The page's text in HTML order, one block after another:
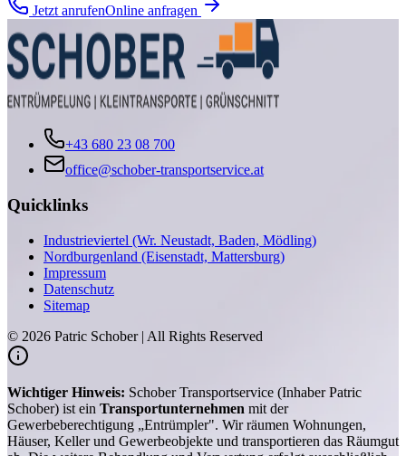
Jetzt anrufenOnline anfragen
+43 680 23 08 700
office@schober-transportservice.at
Quicklinks
Industrieviertel (Wr. Neustadt, Baden, Mödling)
Nordburgenland (Eisenstadt, Mattersburg)
Impressum
Datenschutz
Sitemap
© 2026 Patric Schober | All Rights Reserved
Wichtiger Hinweis: Schober Transportservice (Inhaber Patric
Schober) ist ein Transportunternehmen mit der
Gewerbeberechtigung „Entrümpler". Wir räumen Wohnungen,
Häuser, Keller und Gewerbeobjekte und transportieren das Räumgut